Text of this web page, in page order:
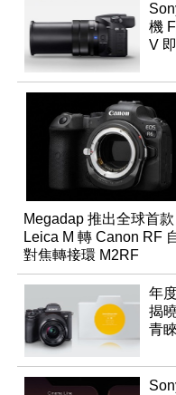
機
V
Megadap 推出全球首款
Leica M 轉 Canon RF
對焦轉接環 M2RF
年
揭
青睞